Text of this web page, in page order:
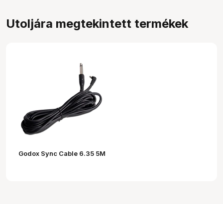
Utoljára megtekintett termékek
Godox Sync Cable 6.35 5M